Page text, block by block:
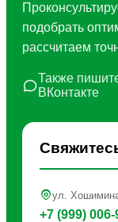
подобрать
рассчитаем
Также
ВКонтакте
ул.
+7 (999) 006-